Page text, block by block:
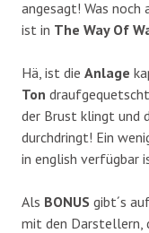
angesagt! Was noch
ist in The Way Of
Hä, ist die Anlage
Ton
der Brust klingt und
durchdringt! Ein
in english verfügbar
Als BONUS gibt´s
mit den Darstellern,